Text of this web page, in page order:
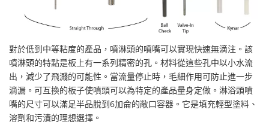
對於低到中等粘度的產品，噴淋頭的噴嘴可以實現快速無滴注。該
噴淋頭的特點是板上有一系列精密的孔。材料從這些孔中以小水流
出，減少了飛濺的可能性。當流量停止時，毛細作用可防止進一步
滴漏。可互換的板子使噴頭可以為特定的產品量身定做。淋浴頭噴
嘴的尺寸可以滿足半品脫到6加侖的敞口容器。它是填充輕型塗料、
溶劑和污漬的理想選擇。